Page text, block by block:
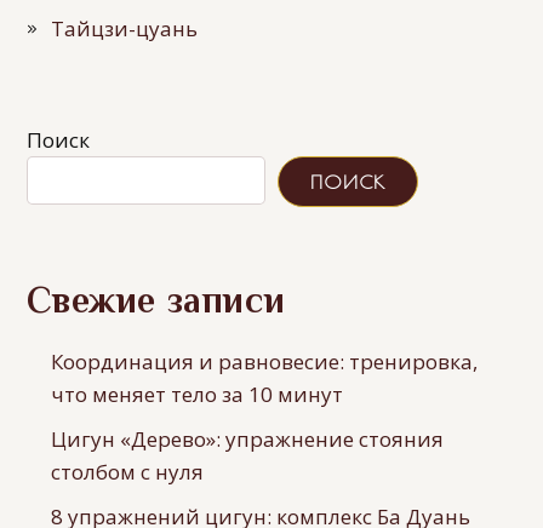
Тайцзи-цуань
Поиск
ПОИСК
Свежие записи
Координация и равновесие: тренировка,
что меняет тело за 10 минут
Цигун «Дерево»: упражнение стояния
столбом с нуля
8 упражнений цигун: комплекс Ба Дуань